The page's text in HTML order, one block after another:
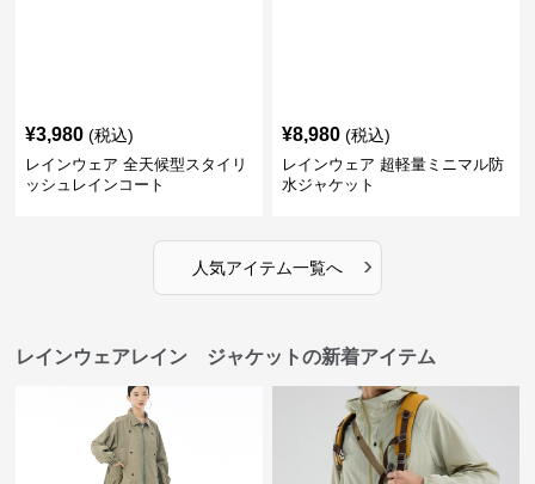
¥3,980 (税込)
レインウェア 全天候型スタイリ
ッシュレインコート
¥8,980 (税込)
レインウェア 超軽量ミニマル防
水ジャケット
人気アイテム一覧へ ›
レインウェアレイン ジャケットの新着アイテム